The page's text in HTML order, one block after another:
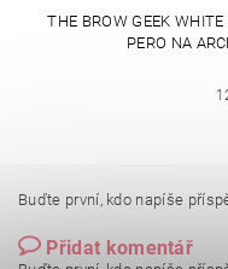
THE BROW GEEK
PERO NA
Buďte první, kdo napíše
Přidat komentář